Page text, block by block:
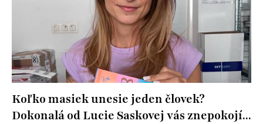
Koľko masiek unesie jeden človek?
Dokonalá od Lucie Saskovej vás znepokojí...